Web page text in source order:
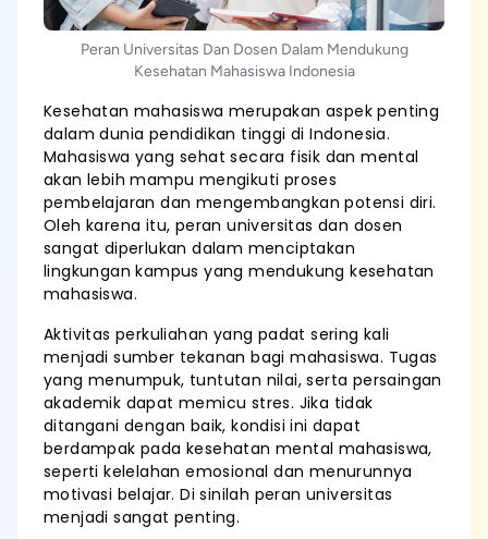
Peran Universitas Dan Dosen Dalam Mendukung
Kesehatan Mahasiswa Indonesia
Kesehatan mahasiswa merupakan aspek penting
dalam dunia pendidikan tinggi di Indonesia.
Mahasiswa yang sehat secara fisik dan mental
akan lebih mampu mengikuti proses
pembelajaran dan mengembangkan potensi diri.
Oleh karena itu, peran universitas dan dosen
sangat diperlukan dalam menciptakan
lingkungan kampus yang mendukung kesehatan
mahasiswa.
Aktivitas perkuliahan yang padat sering kali
menjadi sumber tekanan bagi mahasiswa. Tugas
yang menumpuk, tuntutan nilai, serta persaingan
akademik dapat memicu stres. Jika tidak
ditangani dengan baik, kondisi ini dapat
berdampak pada kesehatan mental mahasiswa,
seperti kelelahan emosional dan menurunnya
motivasi belajar. Di sinilah peran universitas
menjadi sangat penting.